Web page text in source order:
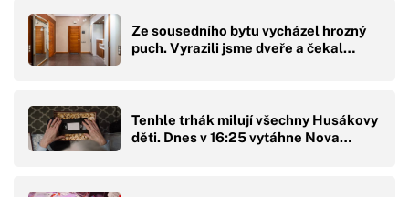
Ze sousedního bytu vycházel hrozný
puch. Vyrazili jsme dveře a čekal…
Tenhle trhák milují všechny Husákovy
děti. Dnes v 16:25 vytáhne Nova…